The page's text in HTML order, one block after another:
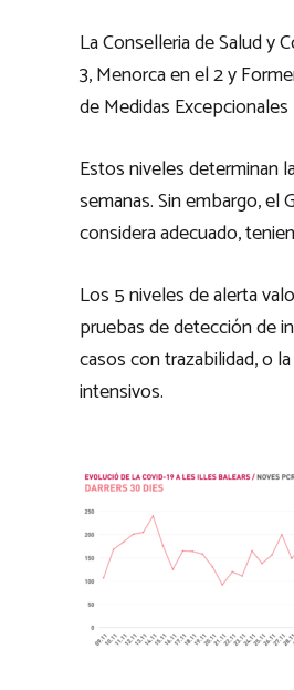
La Conselleria de Salud y
3, Menorca en el 2 y
de Medidas
Estos niveles determinan
semanas. Sin embargo,
considera adecuado,
Los 5 niveles de alerta
pruebas de detección de
casos con trazabilidad, o
intensivos.